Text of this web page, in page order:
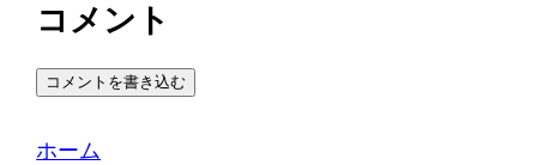
コメント
コメントを書き込む
ホーム